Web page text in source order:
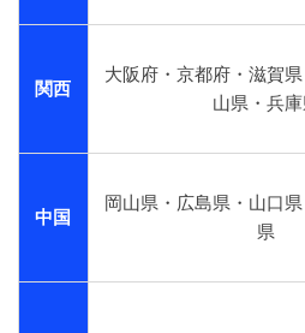
関西
大阪府・京都府・滋賀
山県・兵庫
中国
岡山県・広島県・山口
県